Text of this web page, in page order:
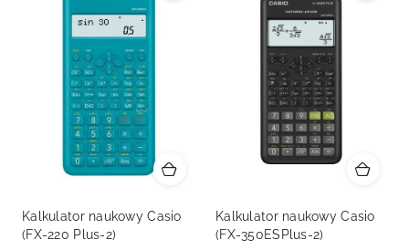
Kalkulator naukowy Casio
(FX-220 Plus-2)
Kalkulator naukowy Casio
(FX-350ESPlus-2)